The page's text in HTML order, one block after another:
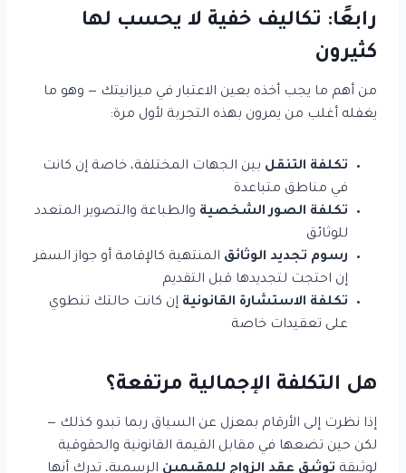
رابعًا: تكاليف خفية لا يحسب لها
كثيرون
من أهم ما يجب أخذه بعين الاعتبار في ميزانيتك — وهو ما
يغفله أغلب من يمرون بهذه التجربة لأول مرة:
تكلفة التنقل بين الجهات المختلفة، خاصة إن كانت
في مناطق متباعدة
تكلفة الصور الشخصية والطباعة والتصوير المتعدد
للوثائق
رسوم تجديد الوثائق المنتهية كالإقامة أو جواز السفر
إن احتجت لتجديدها قبل التقديم
تكلفة الاستشارة القانونية إن كانت حالتك تنطوي
على تعقيدات خاصة
هل التكلفة الإجمالية مرتفعة؟
إذا نظرت إلى الأرقام بمعزل عن السياق ربما تبدو كذلك —
لكن حين تضعها في مقابل القيمة القانونية والحقوقية
لوثيقة توثيق عقد الزواج للمقيمين الرسمية، تدرك أنها